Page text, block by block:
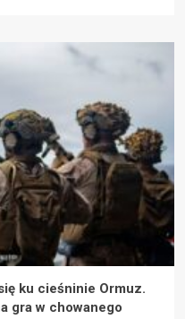
ku cieśninie Ormuz.
gra w chowanego